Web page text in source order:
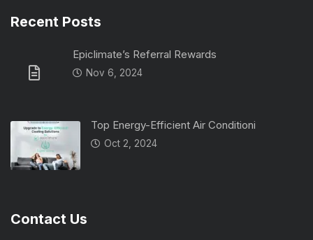
Recent Posts
Epiclimate’s Referral Rewards
Nov 6, 2024
Top Energy-Efficient Air Conditioni
Oct 2, 2024
Contact Us